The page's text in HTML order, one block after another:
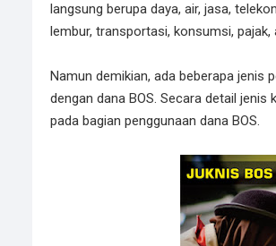
langsung berupa daya, air, jasa,
lembur, transportasi, konsumsi, pajak,
Namun demikian, ada beberapa jenis
dengan dana BOS. Secara detail jenis
pada bagian penggunaan dana BOS.